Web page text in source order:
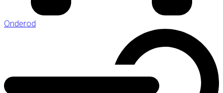
Onderod